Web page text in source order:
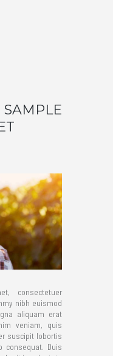
consectetuer
nibh euismod
aliquam erat
veniam, quis
suscipit lobortis
Duis